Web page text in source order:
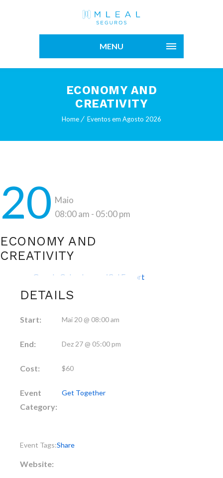
MENU
ECONOMY AND
CREATIVITY
Home Eventos em Agosto 2026
20 Maio
08:00 am - 05:00 pm
ECONOMY AND
CREATIVITY
+ Google Calendar + iCal Export
DETAILS
Start: Mai 20 @ 08:00 am
End: Dez 27 @ 05:00 pm
Cost: $60
Event
Category:
Get Together
Event Tags:Share
Website: